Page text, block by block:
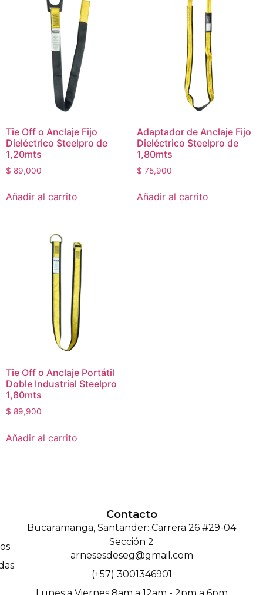
Tie Off o Anclaje Fijo
Dieléctrico Steelpro de
1,20mts
$ 89,000
Añadir al carrito
Adaptador de Anclaje Fijo
Dieléctrico Steelpro de
1,80mts
$ 75,900
Añadir al carrito
Tie Off o Anclaje Portátil
Doble Industrial Steelpro
1,80mts
$ 89,900
Añadir al carrito
Contacto
Bucaramanga, Santander: Carrera 26 #29-04
Sección 2
arnesesdeseg@gmail.com
(+57) 3001346901
Lunes a Viernes 8am a 12am - 2pm a 6pm